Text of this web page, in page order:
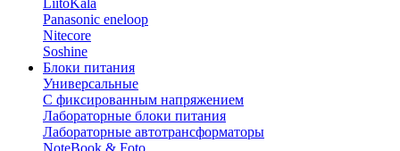
LiitoKala
Panasonic eneloop
Nitecore
Soshine
Блоки питания
Универсальные
C фиксированным напряжением
Лабораторные блоки питания
Лабораторные автотрансформаторы
NoteBook & Foto